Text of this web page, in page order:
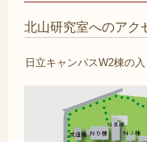
北山研究室へのアク
日立キャンパスW2棟の